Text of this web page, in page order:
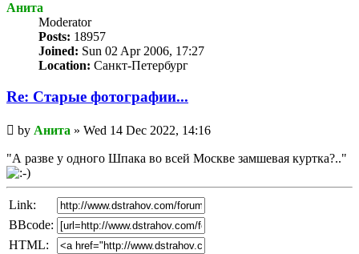
Анита
Мoderator
Posts: 18957
Joined: Sun 02 Apr 2006, 17:27
Location: Санкт-Петербург
Re: Старые фотографии...
Unread
post
by Анита » Wed 14 Dec 2022, 14:16
"А разве у одного Шпака во всей Москве замшевая куртка?.."
Link:
BBcode:
HTML: